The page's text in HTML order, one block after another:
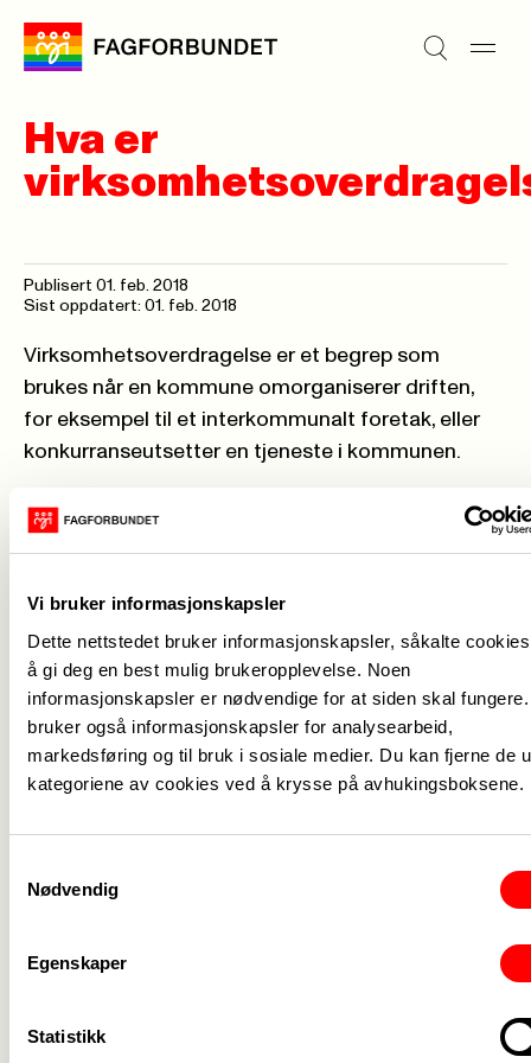
Vi bruker informasjonskapsler
Dette nettstedet bruker informasjonskapsler, såkalte
å gi deg en best mulig brukeropplevelse. Noen
informasjonskapsler er nødvendige for at siden skal
bruker også informasjonskapsler for analysearbeid,
markedsføring og til bruk i sosiale medier. Du kan fjerne de
kategoriene av cookies ved å krysse på avhukingsboksene.
Nødvendig
Egenskaper
Statistikk
Hva er
Publisert 01. feb. 2018
Sist oppdatert: 01. feb. 2018
Virksomhetsoverdragelse er et begrep som
brukes når en kommune omorganiserer driften,
for eksempel til et interkommunalt foretak, eller
konkurranseutsetter en tjeneste i kommunen.
Medlemskap ->
Lønn og tariff ->
Kontakt oss ->
For tillitsvalgte ->
Om Fagforbundet
Rettigheter i arbeidslivet